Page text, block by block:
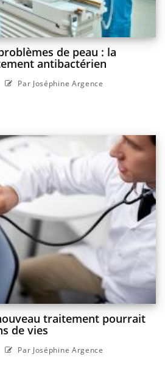
de peau : la
antibactérien
Par Joséphine Argence
traitement pourrait
de vies
Par Joséphine Argence